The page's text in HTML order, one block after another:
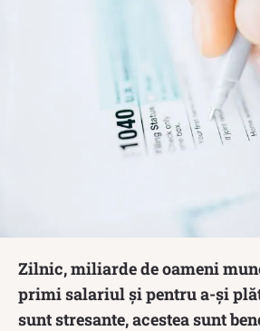
Zilnic, miliarde de oameni
primi salariul și pentru a-și
sunt stresante, acestea sunt